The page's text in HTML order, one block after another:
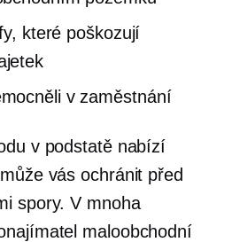
které poškozují
v zaměstnání
v podstatě nabízí
vás ochránit před
spory. V mnoha
maloobchodní